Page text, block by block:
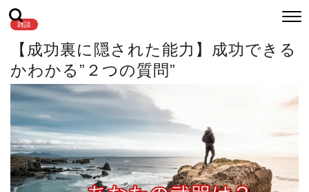
雑談
【成功裏に隠された能力】成功できる
かわかる”２つの質問”